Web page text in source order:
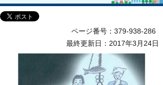
ページ番号：379-938-286
最終更新日：2017年3月24日